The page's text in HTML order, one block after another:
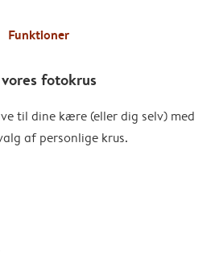
Funktioner
vores fotokrus
til dine kære (eller dig selv) med
af personlige krus.